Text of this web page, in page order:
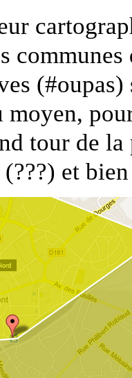
tour de
et bien